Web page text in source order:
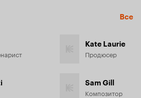
Все
Kate Laurie
Продюсер
Sam Gill
Композитор